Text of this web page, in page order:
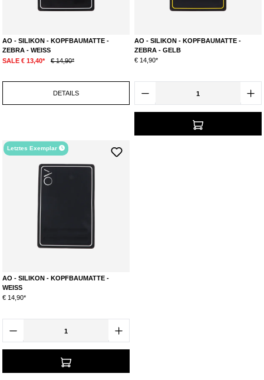
AO - SILIKON - KOPFBAUMATTE -
ZEBRA - WEISS
SALE € 13,40*
€ 14,90*
DETAILS
AO - SILIKON - KOPFBAUMATTE -
ZEBRA - GELB
€ 14,90*
Letztes Exemplar
AO - SILIKON - KOPFBAUMATTE -
WEISS
€ 14,90*